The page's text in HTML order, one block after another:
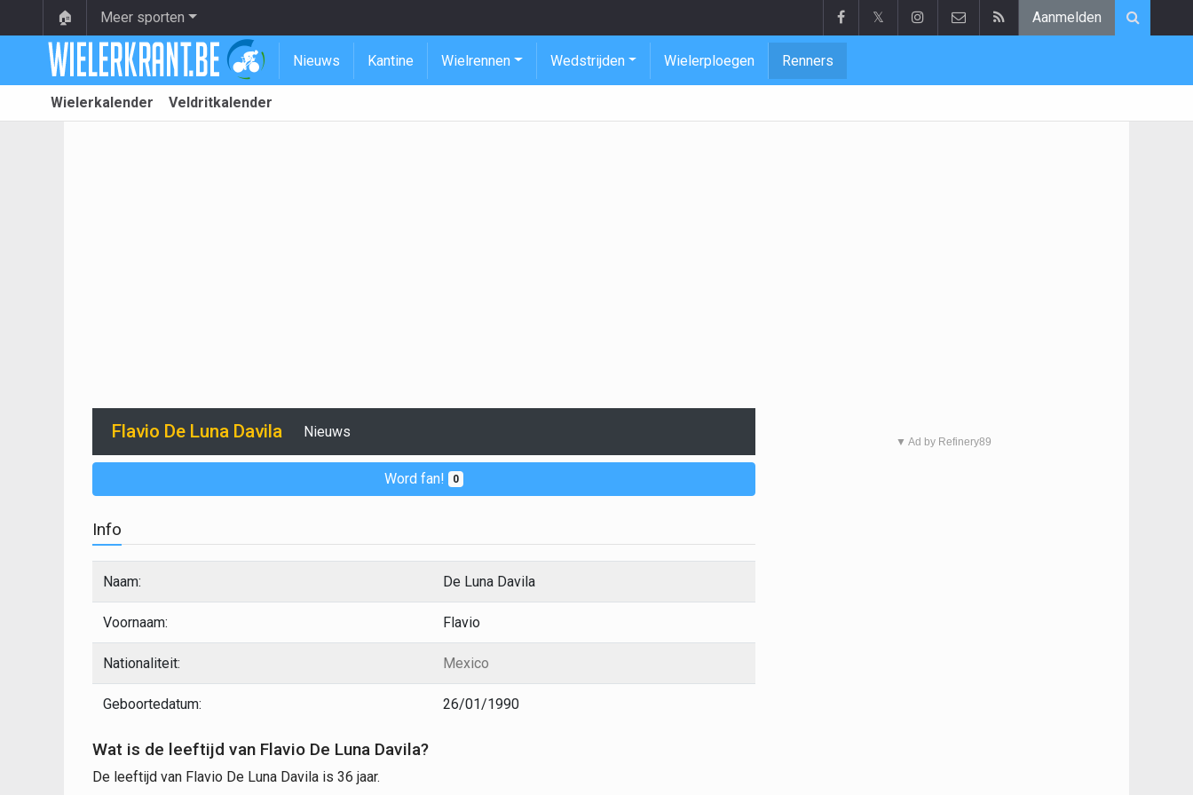
🏠 Meer sporten 𝕏 Aanmelden
Nieuws Kantine Wielrennen Wedstrijden Wielerploegen Renners
Wielerkalender Veldritkalender
Flavio De Luna Davila Nieuws
Word fan! 0
Info
Naam: De Luna Davila
Voornaam: Flavio
Nationaliteit: Mexico
Geboortedatum: 26/01/1990
Wat is de leeftijd van Flavio De Luna Davila?
De leeftijd van Flavio De Luna Davila is 36 jaar.
▼ Ad by Refinery89